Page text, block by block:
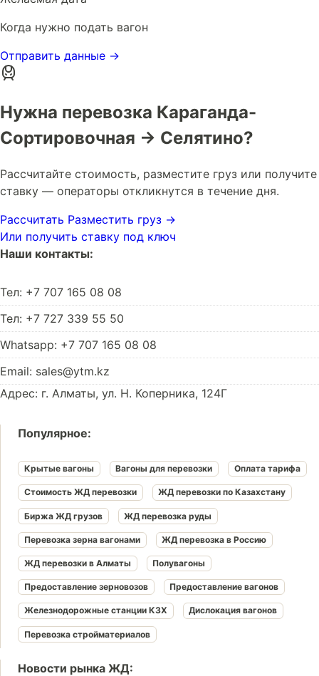
Когда нужно подать вагон
Отправить данные →
Нужна перевозка Караганда-
Сортировочная → Селятино?
Рассчитайте стоимость, разместите груз или получите
ставку — операторы откликнутся в течение дня.
Рассчитать Разместить груз →
Или получить ставку под ключ
Наши контакты:
Тел: +7 707 165 08 08
Тел: +7 727 339 55 50
Whatsapp: +7 707 165 08 08
Email: sales@ytm.kz
Адрес: г. Алматы, ул. Н. Коперника, 124Г
Популярное:
Крытые вагоны Вагоны для перевозки Оплата тарифа
Стоимость ЖД перевозки ЖД перевозки по Казахстану
Биржа ЖД грузов ЖД перевозка руды
Перевозка зерна вагонами ЖД перевозка в Россию
ЖД перевозки в Алматы Полувагоны
Предоставление зерновозов Предоставление вагонов
Железнодорожные станции КЗХ Дислокация вагонов
Перевозка стройматериалов
Новости рынка ЖД: